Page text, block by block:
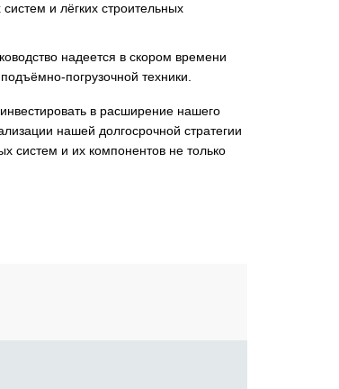
и лёгких строительных
надеется в скором времени
погрузочной техники.
в расширение нашего
нашей долгосрочной стратегии
систем и их компонентов не только